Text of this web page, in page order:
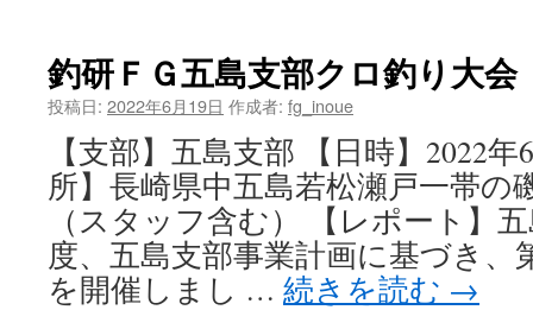
釣研ＦＧ五島支部クロ釣り大会
投稿日: 2022年6月19日 作成者: fg_inoue
【支部】五島支部 【日時】2022
所】長崎県中五島若松瀬戸一帯の
（スタッフ含む） 【レポート】
度、五島支部事業計画に基づき、
を開催しまし … 続きを読む →